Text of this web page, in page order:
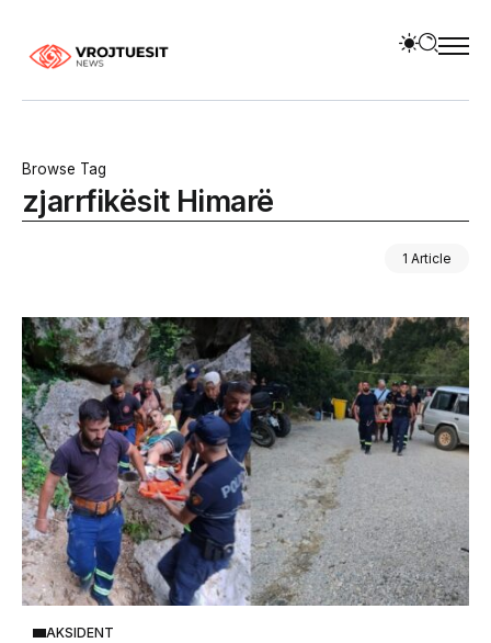
Browse Tag
zjarrfikësit Himarë
1 Article
AKSIDENT